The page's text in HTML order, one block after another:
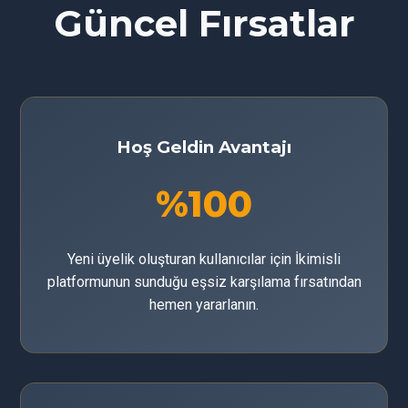
Güncel Fırsatlar
Hoş Geldin Avantajı
%100
Yeni üyelik oluşturan kullanıcılar için İkimisli
platformunun sunduğu eşsiz karşılama fırsatından
hemen yararlanın.